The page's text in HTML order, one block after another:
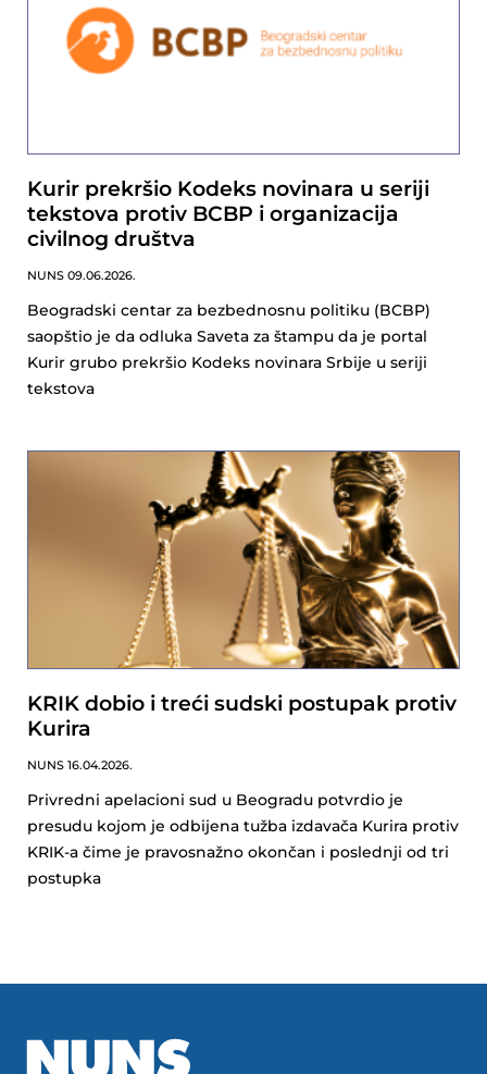
Kurir prekršio Kodeks novinara u seriji
tekstova protiv BCBP i organizacija
civilnog društva
NUNS 09.06.2026.
Beogradski centar za bezbednosnu politiku (BCBP)
saopštio je da odluka Saveta za štampu da je portal
Kurir grubo prekršio Kodeks novinara Srbije u seriji
tekstova
KRIK dobio i treći sudski postupak protiv
Kurira
NUNS 16.04.2026.
Privredni apelacioni sud u Beogradu potvrdio je
presudu kojom je odbijena tužba izdavača Kurira protiv
KRIK-a čime je pravosnažno okončan i poslednji od tri
postupka